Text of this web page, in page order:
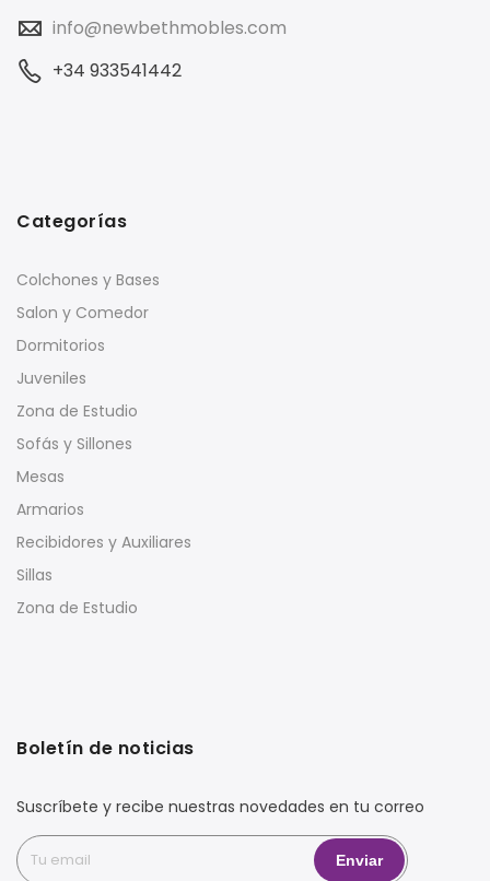
info@newbethmobles.com
+34 933541442
Categorías
Colchones y Bases
Salon y Comedor
Dormitorios
Juveniles
Zona de Estudio
Sofás y Sillones
Mesas
Armarios
Recibidores y Auxiliares
Sillas
Zona de Estudio
Boletín de noticias
Suscríbete y recibe nuestras novedades en tu correo